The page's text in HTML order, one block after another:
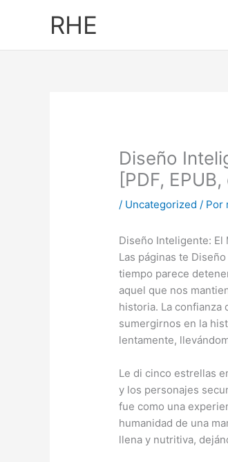
RHE
Diseño
[PDF,
/ Uncategorized / Por
Diseño Inteligente: El
Las páginas te
tiempo parece
aquel que nos
historia. La confianza
sumergirnos en la
lentamente,
Le di cinco estrellas
y los personajes
fue como una
humanidad de una
llena y nutritiva,